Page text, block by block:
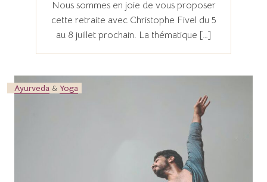
Nous sommes en joie de vous proposer
cette retraite avec Christophe Fivel du 5
au 8 juillet prochain. La thématique […]
Ayurveda & Yoga